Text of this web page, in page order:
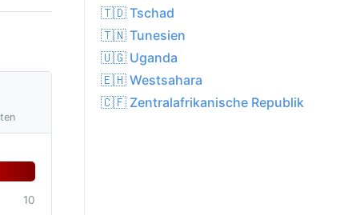
10
🇹🇩 Tschad
🇹🇳 Tunesien
🇺🇬 Uganda
🇪🇭 Westsahara
🇨🇫 Zentralafrikanische Republik